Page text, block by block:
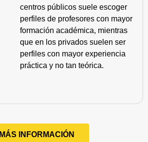
centros públicos suele escoger
perfiles de profesores con mayor
formación académica, mientras
que en los privados suelen ser
perfiles con mayor experiencia
práctica y no tan teórica.
MÁS INFORMACIÓN